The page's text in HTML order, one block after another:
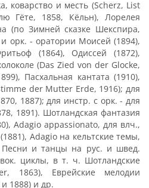
коварство и месть (Scherz, List
Гёте, 1858, Кёльн), Лорелея
(по Зимней сказке Шекспира,
орк. - оратории Моисей (1894),
(1864), Одиссей (1872),
(Das Zied von der Glocke,
Пасхальная кантата (1910),
der Mutter Erde, 1916); для
1887); для инстр. с орк. - для
1891). Шотландская фантазия
Adagio appassionato, для влч.,
Adagio на кельтские темы,
и танцы на рус. и швед.
циклы, в т. ч. Шотландские
1863), Еврейские мелодии
1888) и др.